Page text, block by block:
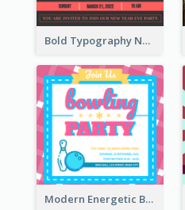
Bold Typography New Year Party Invitation Design
Modern Energetic Bowling Invitation Design